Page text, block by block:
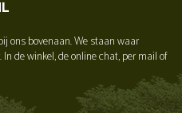
ons bovenaan. We staan waar
de winkel, de online chat, per mail of